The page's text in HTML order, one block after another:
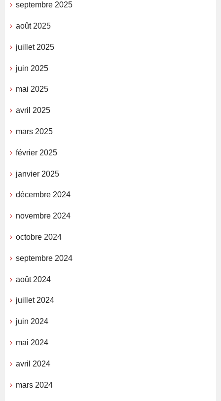
septembre 2025
août 2025
juillet 2025
juin 2025
mai 2025
avril 2025
mars 2025
février 2025
janvier 2025
décembre 2024
novembre 2024
octobre 2024
septembre 2024
août 2024
juillet 2024
juin 2024
mai 2024
avril 2024
mars 2024